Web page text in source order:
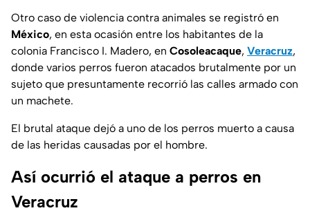
Otro caso de violencia contra animales se registró en
México, en esta ocasión entre los habitantes de la
colonia Francisco I. Madero, en Cosoleacaque, Veracruz,
donde varios perros fueron atacados brutalmente por un
sujeto que presuntamente recorrió las calles armado con
un machete.
El brutal ataque dejó a uno de los perros muerto a causa
de las heridas causadas por el hombre.
Así ocurrió el ataque a perros en
Veracruz